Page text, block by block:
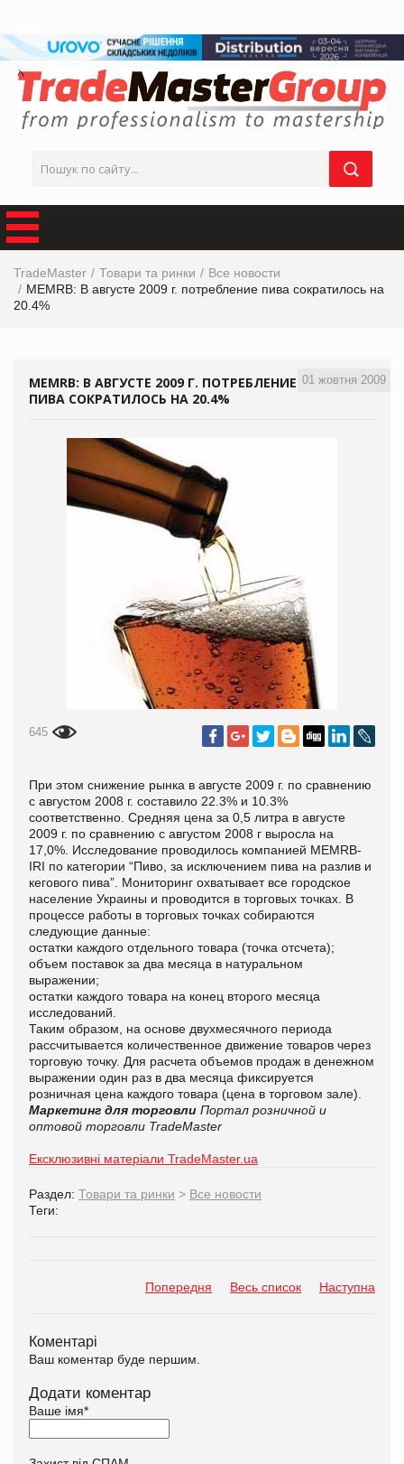
TradeMaster Товари та ринки
Все новости
MEMRB: В августе 2009 г. потребление пива сократилось на
20.4%
01 жовтня 2009
MEMRB: В АВГУСТЕ 2009 Г. ПОТРЕБЛЕНИЕ
ПИВА СОКРАТИЛОСЬ НА 20.4%
645
При этом снижение рынка в августе 2009 г. по сравнению
с августом 2008 г. составило 22.3% и 10.3%
соответственно. Средняя цена за 0,5 литра в августе
2009 г. по сравнению с августом 2008 г выросла на
17,0%. Исследование проводилось компанией MEMRB-
IRI по категории “Пиво, за исключением пива на разлив и
кегового пива”. Мониторинг охватывает все городское
население Украины и проводится в торговых точках. В
процессе работы в торговых точках собираются
следующие данные:
остатки каждого отдельного товара (точка отсчета);
объем поставок за два месяца в натуральном
выражении;
остатки каждого товара на конец второго месяца
исследований.
Таким образом, на основе двухмесячного периода
рассчитывается количественное движение товаров через
торговую точку. Для расчета объемов продаж в денежном
выражении один раз в два месяца фиксируется
розничная цена каждого товара (цена в торговом зале).
Маркетинг для торговли Портал розничной и
оптовой торговли TradeMaster
Ексклюзивні матеріали TradeMaster.ua
Раздел: Товари та ринки > Все новости
Теги:
Попередня Весь список Наступна
Коментарі
Ваш коментар буде першим.
Додати коментар
Ваше імя*